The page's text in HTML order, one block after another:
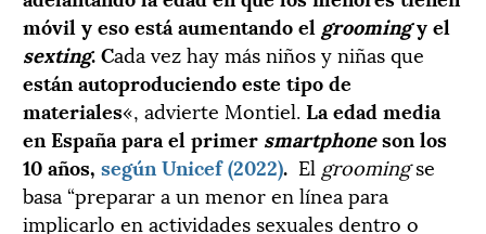
móvil y eso está aumentando el groomingy el
sexting. Cada vez hay más niños y niñas que
están autoproduciendo este tipo de
materiales«, advierte Montiel.La edad media
en España para el primer smartphoneson los
10 años, según Unicef (2022). El groomingse
basa “preparar a un menor en línea para
implicarlo en actividades sexuales dentro o